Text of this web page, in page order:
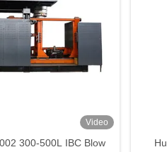
Video
300-500L IBC Blow